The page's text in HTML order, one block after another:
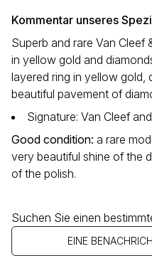
Kommentar unseres
Superb and rare Van Cleef
in yellow gold and
layered ring in yellow
beautiful pavement of
Signature: Van Cleef
Good condition: a rare
very beautiful shine of the
of the polish.
Suchen Sie einen
EINE